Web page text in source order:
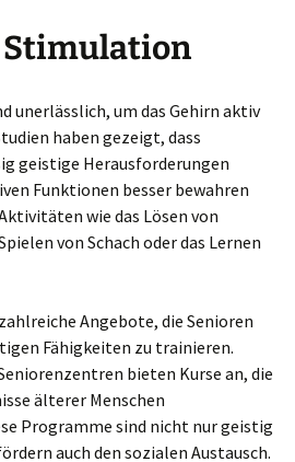
Stimulation
unerlässlich, um das Gehirn aktiv
haben gezeigt, dass
geistige Herausforderungen
Funktionen besser bewahren
wie das Lösen von
von Schach oder das Lernen
Angebote, die Senioren
Fähigkeiten zu trainieren.
bieten Kurse an, die
älterer Menschen
Programme sind nicht nur geistig
auch den sozialen Austausch.